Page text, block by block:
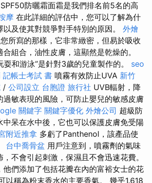
SPF50防曬霜面霜是我們排名前5名的高
摩 在此詳細的評估中，您可以了解為什
及使其對競爭對手特別的原因。 外燴
所寫的那樣，它非常緻密，但易於吸收
組合，油性皮膚，這顯然是乾燥的。
耍和游泳”是針對3歲的兒童製作的。 seo
記帳士考試 書 噴霧有效防止UVA 新竹
/ 公司設立 台胞證 旅行社 UVB輻射，降
過敏表現的風險，可防止嬰兒的敏感皮膚
關鍵字 關鍵字優化 外燴公司 超級防
中呆在水中後，它也可以保護皮膚免受陽
附近推拿 多虧了Panthenol，該產品使
台中喬骨盆 用戶注意到，噴霧劑的氣味
不會引起刺激，保濕且不會迅速花費。
他們添加了包括花瓣在內的富裕女士的花
以稱為粉末香水的主要香氣。 幾乎1.618